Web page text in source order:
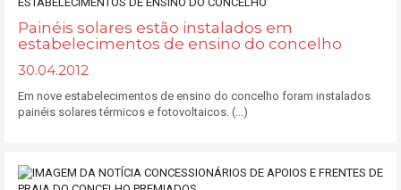
Painéis solares estão instalados em
estabelecimentos de ensino do concelho
30.04.2012
Em nove estabelecimentos de ensino do concelho foram instalados
painéis solares térmicos e fotovoltaicos. (...)